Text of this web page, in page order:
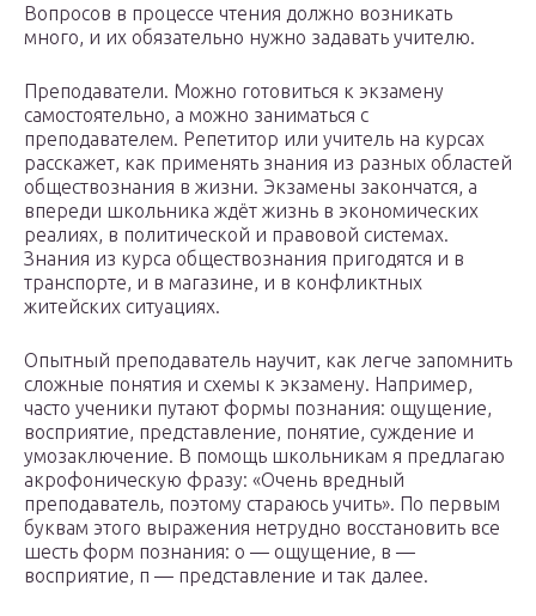
Вопросов в процессе чтения должно возникать
много, и их обязательно нужно задавать учителю.
Преподаватели. Можно готовиться к экзамену
самостоятельно, а можно заниматься с
преподавателем. Репетитор или учитель на курсах
расскажет, как применять знания из разных областей
обществознания в жизни. Экзамены закончатся, а
впереди школьника ждёт жизнь в экономических
реалиях, в политической и правовой системах.
Знания из курса обществознания пригодятся и в
транспорте, и в магазине, и в конфликтных
житейских ситуациях.
Опытный преподаватель научит, как легче запомнить
сложные понятия и схемы к экзамену. Например,
часто ученики путают формы познания: ощущение,
восприятие, представление, понятие, суждение и
умозаключение. В помощь школьникам я предлагаю
акрофоническую фразу: «Очень вредный
преподаватель, поэтому стараюсь учить». По первым
буквам этого выражения нетрудно восстановить все
шесть форм познания: о — ощущение, в —
восприятие, п — представление и так далее.